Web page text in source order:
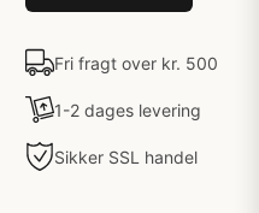
Fri fragt over kr. 500
1-2 dages levering
Sikker SSL handel